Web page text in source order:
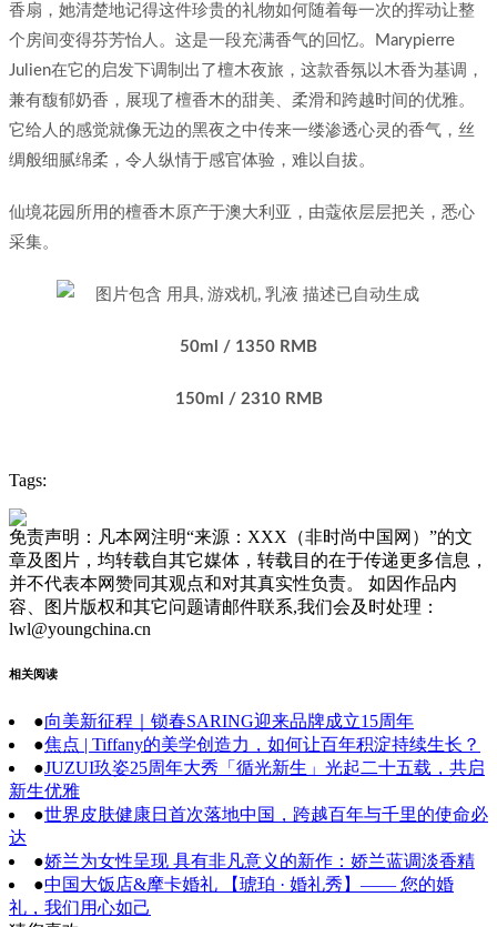
香扇，她清楚地记得这件珍贵的礼物如何随着每一次的挥动让整
个房间变得芬芳怡人。这是一段充满香气的回忆。Marypierre
Julien在它的启发下调制出了檀木夜旅，这款香氛以木香为基调，
兼有馥郁奶香，展现了檀香木的甜美、柔滑和跨越时间的优雅。
它给人的感觉就像无边的黑夜之中传来一缕渗透心灵的香气，丝
绸般细腻绵柔，令人纵情于感官体验，难以自拔。
仙境花园所用的檀香木原产于澳大利亚，由蔻依层层把关，悉心
采集。
50ml / 1350 RMB
150ml / 2310 RMB
Tags:
免责声明：凡本网注明“来源：XXX（非时尚中国网）”的文
章及图片，均转载自其它媒体，转载目的在于传递更多信息，
并不代表本网赞同其观点和对其真实性负责。 如因作品内
容、图片版权和其它问题请邮件联系,我们会及时处理：
lwl@youngchina.cn
相关阅读
●向美新征程｜锁春SARING迎来品牌成立15周年
●焦点 | Tiffany的美学创造力，如何让百年积淀持续生长？
●JUZUI玖姿25周年大秀「循光新生」光起二十五载，共启
新生优雅
●世界皮肤健康日首次落地中国，跨越百年与千里的使命必
达
●娇兰为女性呈现 具有非凡意义的新作：娇兰蓝调淡香精
●中国大饭店&摩卡婚礼 【琥珀 · 婚礼秀】—— 您的婚
礼，我们用心如己